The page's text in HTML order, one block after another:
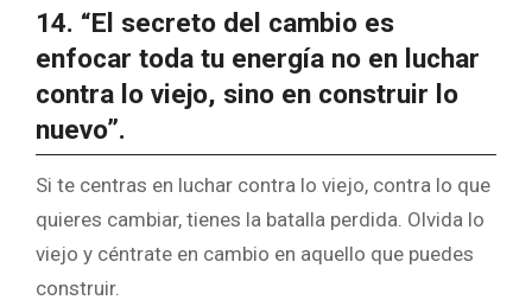
14. “El secreto del cambio es
enfocar toda tu energía no en luchar
contra lo viejo, sino en construir lo
nuevo”.
Si te centras en luchar contra lo viejo, contra lo que
quieres cambiar, tienes la batalla perdida. Olvida lo
viejo y céntrate en cambio en aquello que puedes
construir.